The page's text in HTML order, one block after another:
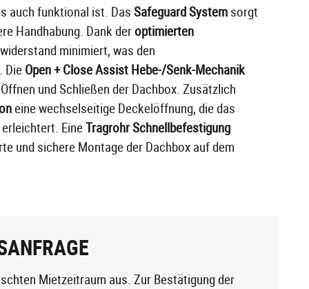
auch funktional ist. Das Safeguard System sorgt
Handhabung. Dank deroptimierten
minimiert, was den
Die Open + Close Assist Hebe-/Senk-Mechanik
und Schließen der Dachbox. Zusätzlich
eine wechselseitige Deckelöffnung, die das
EineTragrohr Schnellbefestigung
und sichere Montage der Dachbox auf dem
Mietzeitraum aus. Zur Bestätigung der